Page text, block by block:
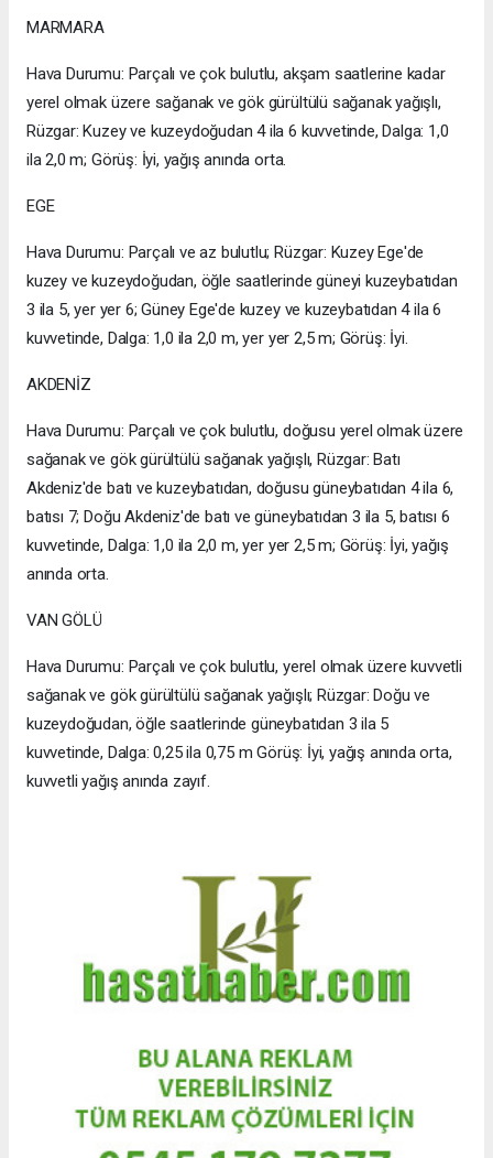
MARMARA
Hava Durumu: Parçalı ve çok bulutlu, akşam saatlerine kadar
yerel olmak üzere sağanak ve gök gürültülü sağanak yağışlı,
Rüzgar: Kuzey ve kuzeydoğudan 4 ila 6 kuvvetinde, Dalga: 1,0
ila 2,0 m; Görüş: İyi, yağış anında orta.
EGE
Hava Durumu: Parçalı ve az bulutlu; Rüzgar: Kuzey Ege'de
kuzey ve kuzeydoğudan, öğle saatlerinde güneyi kuzeybatıdan
3 ila 5, yer yer 6; Güney Ege'de kuzey ve kuzeybatıdan 4 ila 6
kuvvetinde, Dalga: 1,0 ila 2,0 m, yer yer 2,5 m; Görüş: İyi.
AKDENİZ
Hava Durumu: Parçalı ve çok bulutlu, doğusu yerel olmak üzere
sağanak ve gök gürültülü sağanak yağışlı, Rüzgar: Batı
Akdeniz'de batı ve kuzeybatıdan, doğusu güneybatıdan 4 ila 6,
batısı 7; Doğu Akdeniz'de batı ve güneybatıdan 3 ila 5, batısı 6
kuvvetinde, Dalga: 1,0 ila 2,0 m, yer yer 2,5 m; Görüş: İyi, yağış
anında orta.
VAN GÖLÜ
Hava Durumu: Parçalı ve çok bulutlu, yerel olmak üzere kuvvetli
sağanak ve gök gürültülü sağanak yağışlı; Rüzgar: Doğu ve
kuzeydoğudan, öğle saatlerinde güneybatıdan 3 ila 5
kuvvetinde, Dalga: 0,25 ila 0,75 m Görüş: İyi, yağış anında orta,
kuvvetli yağış anında zayıf.